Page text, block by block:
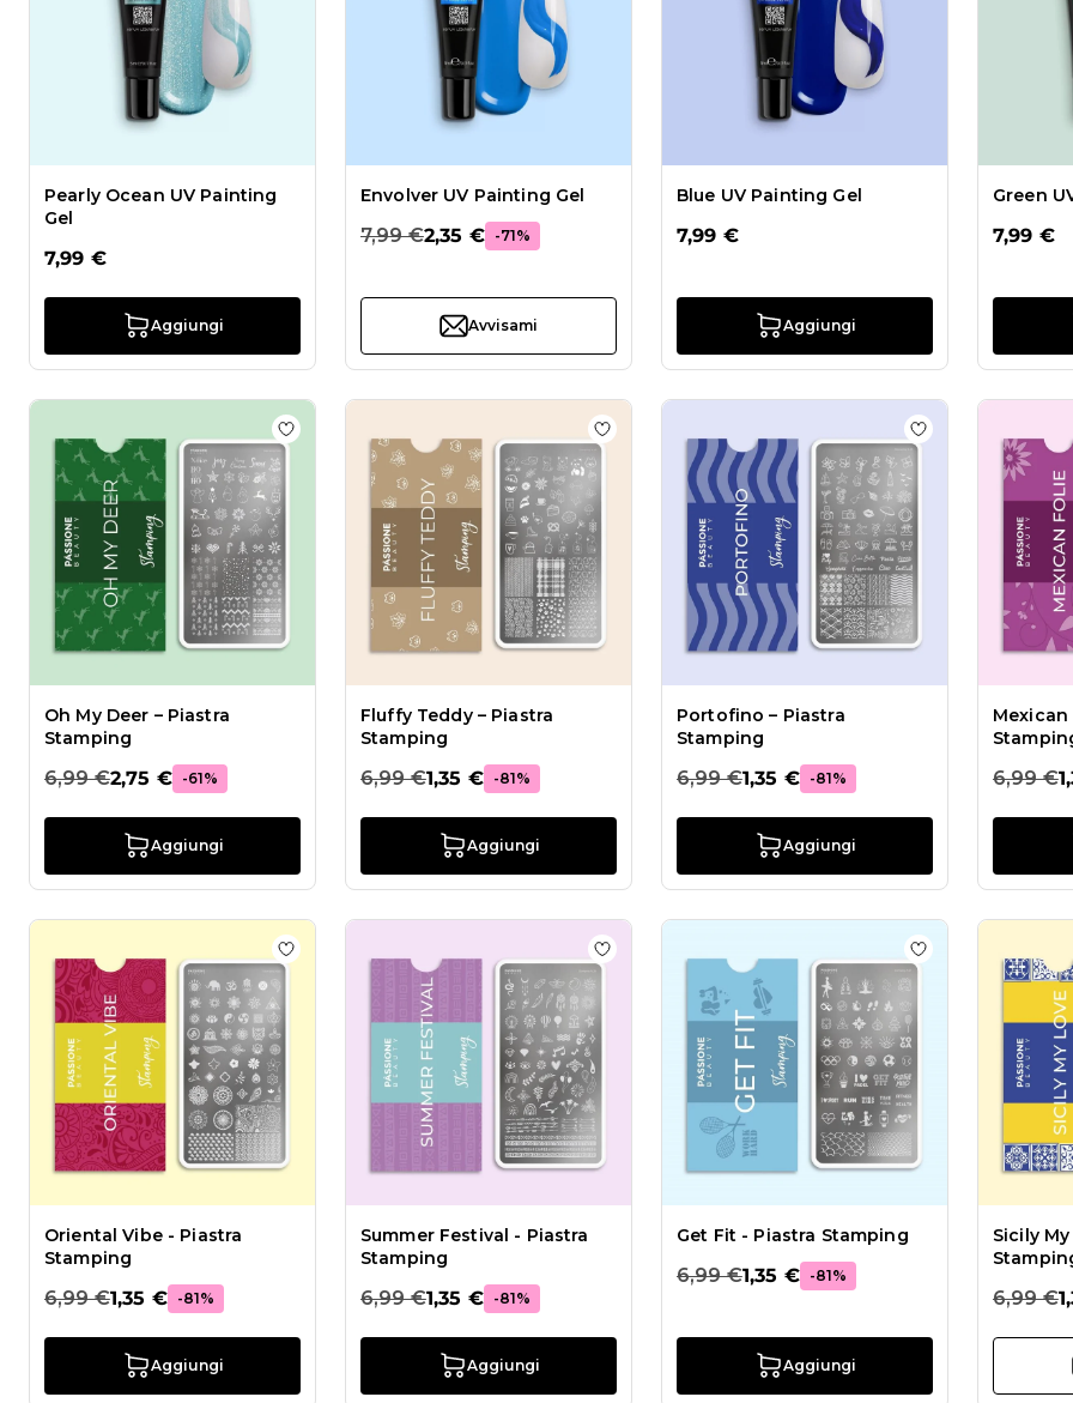
Pearly Ocean UV Painting
Gel
7,99 €
Aggiungi
Envolver UV Painting Gel
7,99 €2,35 € -71%
Avvisami
Blue UV Painting Gel
7,99 €
Aggiungi
Green
7,99 €
Oh My Deer – Piastra
Stamping
6,99 €2,75 € -61%
Aggiungi
Aggiungi alla wishlist Oh My Deer – Piastra Stamping
Fluffy Teddy – Piastra
Stamping
6,99 €1,35 € -81%
Aggiungi
Aggiungi alla wishlist Fluffy Teddy – Piastra Stamping
Portofino – Piastra
Stamping
6,99 €1,35 € -81%
Aggiungi
Aggiungi alla
Mexican
6,99 €
Oriental Vibe - Piastra
Stamping
6,99 €1,35 € -81%
Aggiungi
Aggiungi alla wishlist Oriental Vibe - Piastra Stamping
Summer Festival - Piastra
Stamping
6,99 €1,35 € -81%
Aggiungi
Aggiungi alla wishlist Summer Festival - Piastra
Get Fit - Piastra Stamping
6,99 €1,35 € -81%
Aggiungi
Aggiungi alla
Sicily
6,99 €